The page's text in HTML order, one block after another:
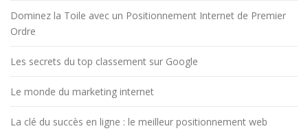
Dominez la Toile avec un Positionnement Internet de Premier
Ordre
Les secrets du top classement sur Google
Le monde du marketing internet
La clé du succès en ligne : le meilleur positionnement web